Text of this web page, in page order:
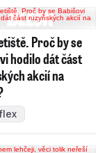
Proč by se
hodilo dát část
akcií na